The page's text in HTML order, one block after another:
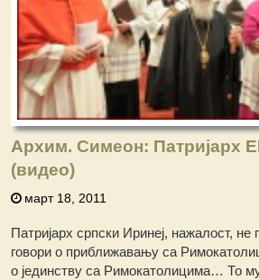
Архим. Симеон: Патријарх
(видео)
март 18, 2011
Патријарх српски Иринеј, нажалост,
говори о приближавању са
о јединству са Римокатолицима… То му